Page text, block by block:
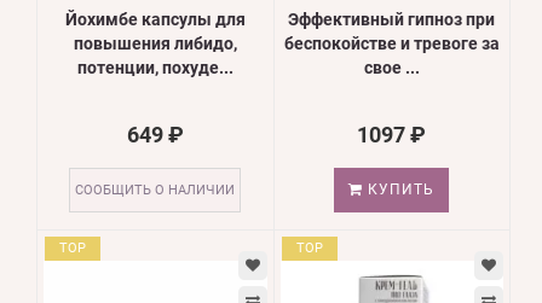
Йохимбе капсулы для
повышения либидо,
потенции, похуде...
649 ₽
СООБЩИТЬ О НАЛИЧИИ
Эффективный гипноз при
беспокойстве и тревоге за
свое ...
1097 ₽
КУПИТЬ
TOP TOP